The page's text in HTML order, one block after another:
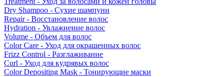
Dry Shampoo - Сухие шампуни
Repair - Восстановление волос
Hydration - Увлажнение волос
Volume - Объем для волос
Color Care - Уход для окрашенных волос
Frizz Control - Разглаживание
Curl - Уход для кудрявых волос
Color Depositing Mask - Тонирующие маски